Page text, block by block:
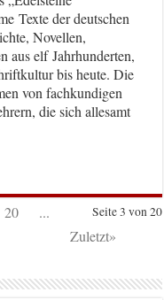
Texte der deutschen
Novellen,
aus elf Jahrhunderten,
bis heute. Die
von fachkundigen
die sich allesamt
Seite 3 von 20
20
...
Zuletzt»